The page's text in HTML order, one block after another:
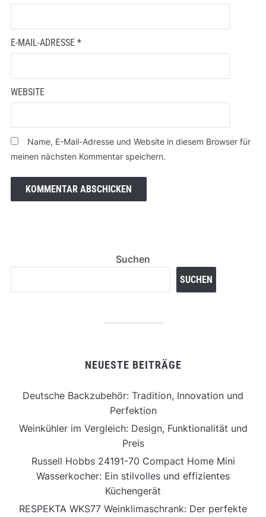
E-MAIL-ADRESSE *
WEBSITE
Name, E-Mail-Adresse und Website in diesem Browser für
meinen nächsten Kommentar speichern.
Suchen
SUCHEN
NEUESTE BEITRÄGE
Deutsche Backzubehör: Tradition, Innovation und
Perfektion
Weinkühler im Vergleich: Design, Funktionalität und
Preis
Russell Hobbs 24191-70 Compact Home Mini
Wasserkocher: Ein stilvolles und effizientes
Küchengerät
RESPEKTA WKS77 Weinklimaschrank: Der perfekte